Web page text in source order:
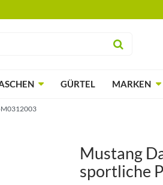
GÜRTEL MARKEN
Mustang
sportliche